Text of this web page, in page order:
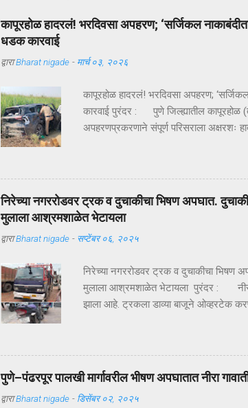
कापूरहोळ हादरलं! भरदिवसा अपहरण; ‘सर्जिकल
धडक कारवाई
द्वाराBharat nigade - मार्च ०३, २०२६
कापूरहोळ हादरलं! भरदिवसा अपहरण;
कारवाई पुरंदर : पुणे जिल्ह्यातील कापूरहोळ
अपहरणप्रकरणाने संपूर्ण परिसराला अक्षरशः
आलं. पण काही तासांतच पोलिसांनी
सुखरूप सुटका झाली. क्षणात घडलेलं
कापूरहोळच्या मुख्य रस्त्यावर अचानक एक
जबरदस्तीने गाडीत बसवून वाहन भरधाव वेगाने
परिसरातील लोक स्तब्ध झाले. घटनेची माहिती
यंत्रणेद्वारे संदेश पसरवण्यात आला आणि
निरेच्या नगररोडवर ट्रक व दुचाकीचा भिषण अपघात.
मुलाला आश्रमशाळेत भेटायला
द्वाराBharat nigade - सप्टेंबर ०६, २०२५
निरेच्या नगररोडवर ट्रक व दुचाकीचा भिषण
मुलाला आश्रमशाळेत भेटायला पुरंदर : नीरा
झाला आहे. ट्रकला डाव्या बाजूने ओव्हरटेक
उपचारासाठी लोणंदकडे रवाना केले, मात्र
कुवरलाल साखरे, रा. बोपर्डी जिल्हा
शनिवारी (दि.६) सायंकाळी ४.४५ वाजता
ट्रक क्रमांक एम.एच. २०- जी. सी. ७८११
यांच्यात अपघात झाला आहे. दुचाकीवरील
पुणे–पंढरपूर पालखी मार्गावरील भीषण अपघातात नीरा
द्वाराBharat nigade - डिसेंबर ०२, २०२५